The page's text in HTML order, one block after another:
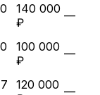
140 000
₽
—
100 000
₽
—
120 000 —